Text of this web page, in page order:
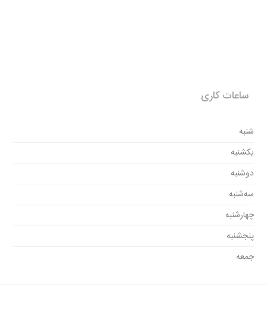
ساعات کاری
شنبه
یکشنبه
دوشنبه
سه‌شنبه
چهارشنبه
پنجشنبه
جمعه